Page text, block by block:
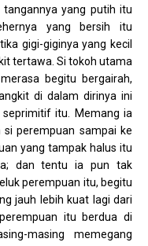
yang putih itu
yang bersih itu
gigi-giginya yang kecil
tertawa. Si tokoh utama
begitu bergairah,
di dalam dirinya ini
itu. Memang ia
perempuan sampai ke
yang tampak halus itu
dan tentu ia pun tak
perempuan itu, begitu
jauh lebih kuat lagi dari
itu berdua di
masing memegang